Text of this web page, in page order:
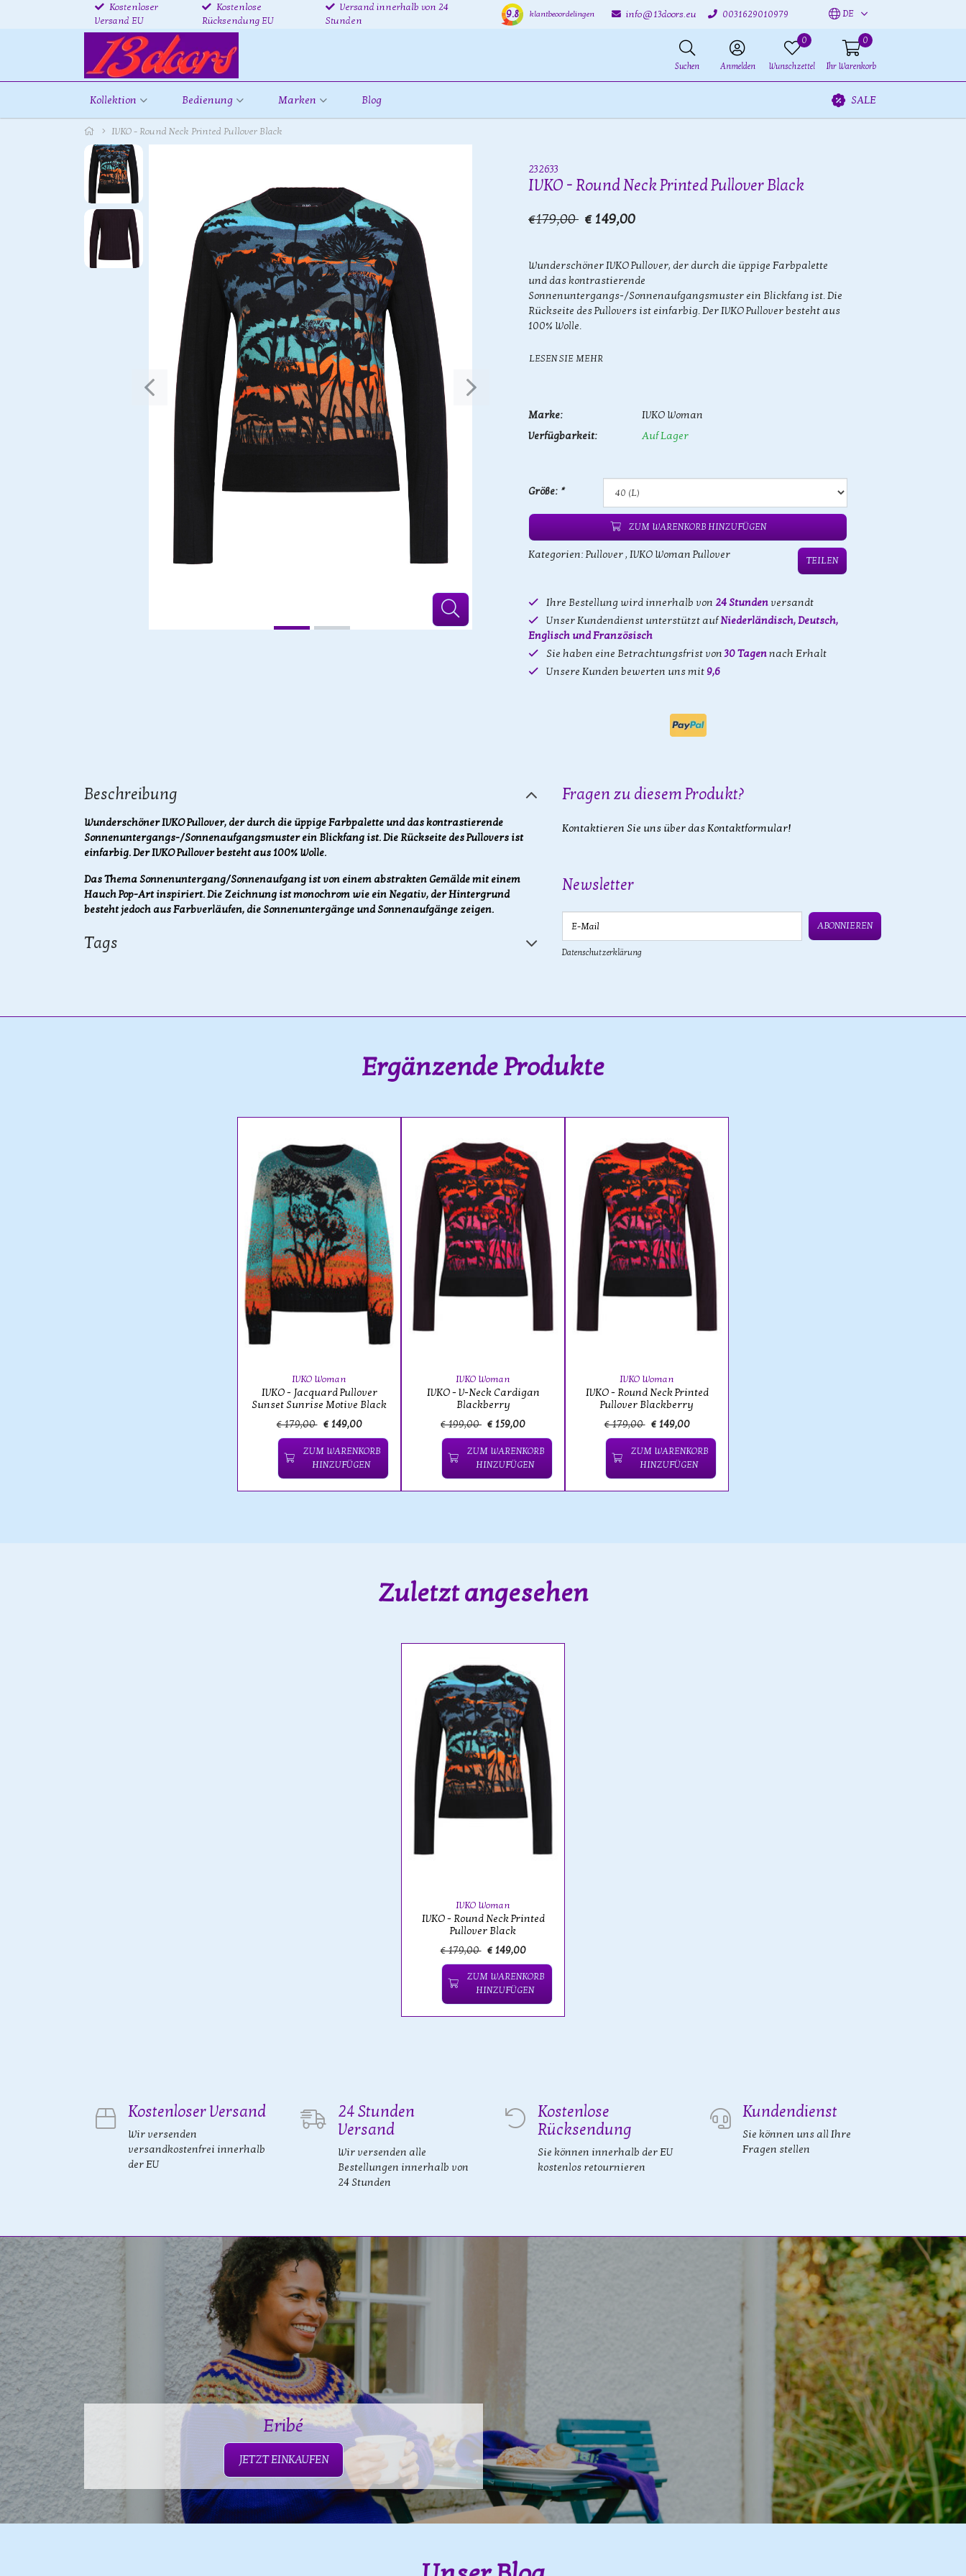
Kostenloser
Versand EU
Kostenlose
Rücksendung EU
Versand innerhalb von 24
Stunden
9.8 klantbeoordelingen info@13doors.eu 0031629010979 DE
Suchen Anmelden
0
Wunschzettel
0
Ihr Warenkorb
Kollektion Bedienung Marken Blog SALE
IVKO - Round Neck Printed Pullover Black
232633
IVKO - Round Neck Printed Pullover Black
€179,00 € 149,00
Wunderschöner IVKO Pullover, der durch die üppige Farbpalette
und das kontrastierende
Sonnenuntergangs-/Sonnenaufgangsmuster ein Blickfang ist. Die
Rückseite des Pullovers ist einfarbig. Der IVKO Pullover besteht aus
100% Wolle.
LESEN SIE MEHR
Marke:
IVKO Woman
Verfügbarkeit:
Auf Lager
Größe: *
ZUM WARENKORB HINZUFÜGEN
Kategorien: Pullover, IVKO Woman Pullover TEILEN
Ihre Bestellung wird innerhalb von 24 Stunden versandt
Unser Kundendienst unterstützt aufNiederländisch, Deutsch,
Englisch und Französisch
Sie haben eine Betrachtungsfrist von30 Tagennach Erhalt
Unsere Kunden bewerten uns mit 9,6
Beschreibung
Wunderschöner IVKO Pullover, der durch die üppige Farbpalette und das kontrastierende
Sonnenuntergangs-/Sonnenaufgangsmuster ein Blickfang ist. Die Rückseite des Pullovers ist
einfarbig. Der IVKO Pullover besteht aus 100% Wolle.
Das Thema Sonnenuntergang/Sonnenaufgang ist von einem abstrakten Gemälde mit einem
Hauch Pop-Art inspiriert. Die Zeichnung ist monochrom wie ein Negativ, der Hintergrund
besteht jedoch aus Farbverläufen, die Sonnenuntergänge und Sonnenaufgänge zeigen.
Tags
Fragen zu diesem Produkt?
Kontaktieren Sie uns über das Kontaktformular!
Newsletter
E-Mail
ABONNIEREN
Datenschutzerklärung
Ergänzende Produkte
IVKO Woman
IVKO - Jacquard Pullover
Sunset Sunrise Motive Black
€ 179,00 € 149,00
ZUM WARENKORB
HINZUFÜGEN
IVKO Woman
IVKO - V-Neck Cardigan
Blackberry
€ 199,00 € 159,00
ZUM WARENKORB
HINZUFÜGEN
IVKO Woman
IVKO - Round Neck Printed
Pullover Blackberry
€ 179,00 € 149,00
ZUM WARENKORB
HINZUFÜGEN
Zuletzt angesehen
IVKO Woman
IVKO - Round Neck Printed
Pullover Black
€ 179,00 € 149,00
ZUM WARENKORB
HINZUFÜGEN
Kostenloser Versand
Wir versenden
versandkostenfrei innerhalb
der EU
24 Stunden
Versand
Wir versenden alle
Bestellungen innerhalb von
24 Stunden
Kostenlose
Rücksendung
Sie können innerhalb der EU
kostenlos retournieren
Kundendienst
Sie können uns all Ihre
Fragen stellen
Eribé
JETZT EINKAUFEN